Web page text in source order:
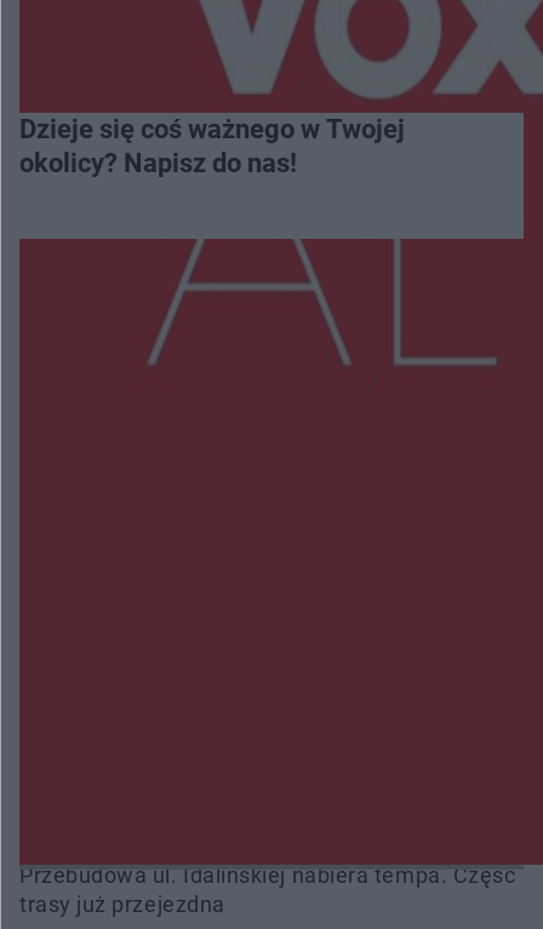
Dzieje się coś ważnego w Twojej
okolicy? Napisz do nas!
Więcej
Przebudowa ul. Idalińskiej nabiera tempa. Część
trasy już przejezdna